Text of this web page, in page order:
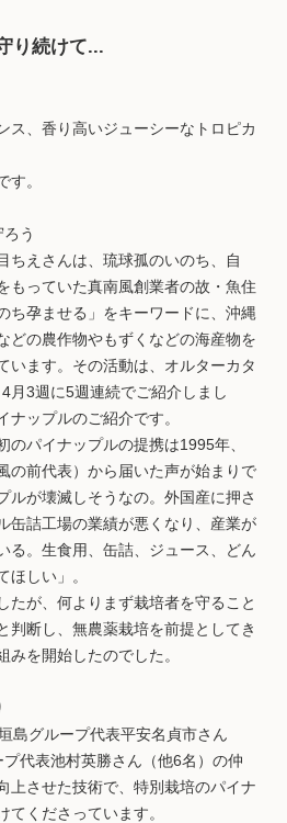
り続けて...
ス、香り高いジューシーなトロピカ
す。
う
えさんは、琉球孤のいのち、自
もっていた真南風創業者の故・魚住
ち孕ませる」をキーワードに、沖縄
どの農作物やもずくなどの海産物を
います。その活動は、オルターカタ
月3週に5週連続でご紹介しまし
ナップルのご紹介です。
パイナップルの提携は1995年、
の前代表）から届いた声が始まりで
ルが壊滅しそうなの。外国産に押さ
缶詰工場の業績が悪くなり、産業が
る。生食用、缶詰、ジュース、どん
ほしい」。
が、何よりまず栽培者を守ること
判断し、無農薬栽培を前提としてき
みを開始したのでした。
島グループ代表平安名貞市さん
プ代表池村英勝さん（他6名）の仲
上させた技術で、特別栽培のパイナ
てくださっています。